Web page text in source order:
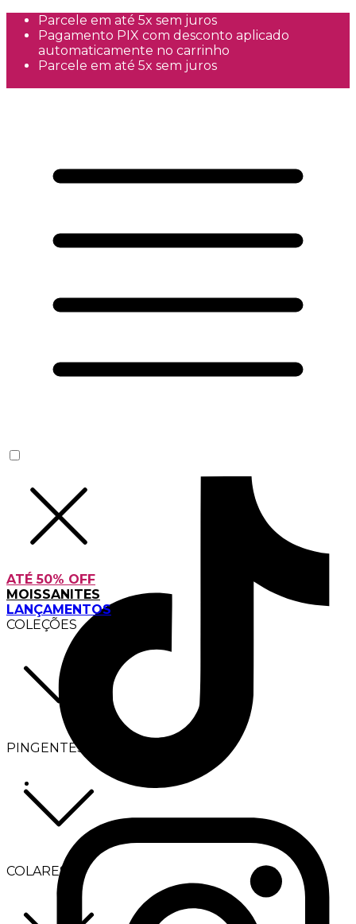
Parcele em até 5x sem juros
Pagamento PIX com desconto aplicado
automaticamente no carrinho
Parcele em até 5x sem juros
ATÉ 50% OFF
MOISSANITES
LANÇAMENTOS
COLEÇÕES
PINGENTES
COLARES